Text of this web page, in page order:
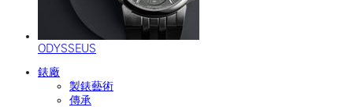
ODYSSEUS
錶廠
製錶藝術
傳承